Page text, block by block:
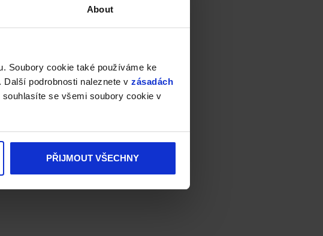
About
Soubory cookie také používáme ke
podrobnosti naleznete v zásadách
se všemi soubory cookie v
PŘIJMOUT VŠECHNY